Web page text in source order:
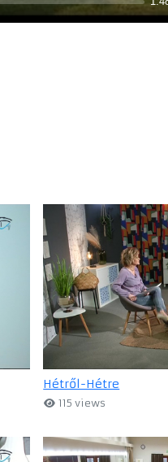
Hétről-Hétre
115 views